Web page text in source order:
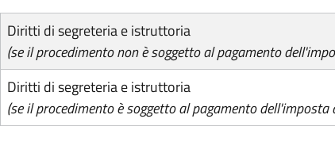
Diritti di segreteria e istruttoria
(se il procedimento non è soggetto al pagamento
Diritti di segreteria e istruttoria
(se il procedimento è soggetto al pagamento dell'imposta